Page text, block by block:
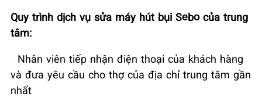
Quy trình dịch vụ sửa máy hút bụi Sebo của trung
tâm:
Nhân viên tiếp nhận điện thoại của khách hàng
và đưa yêu cầu cho thợ của địa chỉ trung tâm gần
nhất